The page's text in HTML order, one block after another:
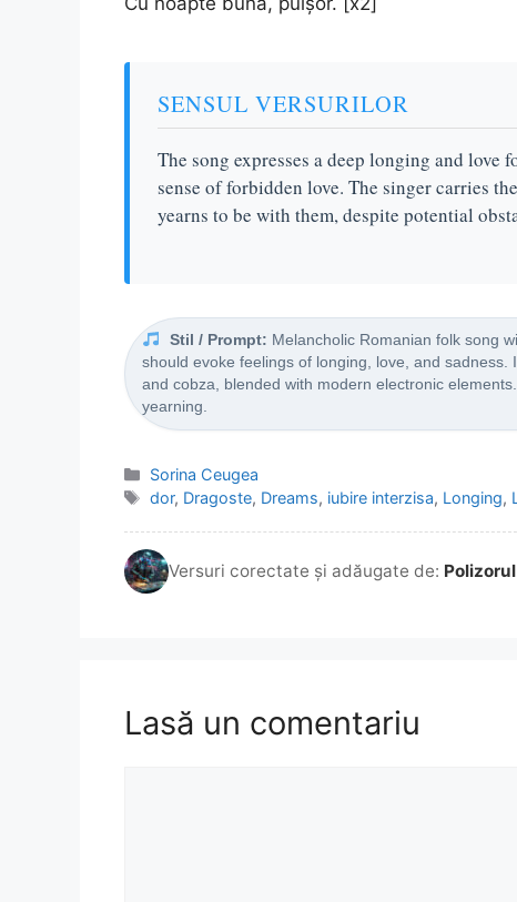
SENSUL VERSURILOR
The song expresses a deep longing and love
sense of forbidden love. The singer carries
yearns to be with them, despite potential
Stil / Prompt: Melancholic Romanian folk song
should evoke feelings of longing, love, and
and cobza, blended with modern electronic
yearning.
Categorii
Sorina Ceugea
Etichete
dor, Dragoste, Dreams, iubire interzisa, Longing,
Versuri corectate și adăugate de:
Lasă un comentariu